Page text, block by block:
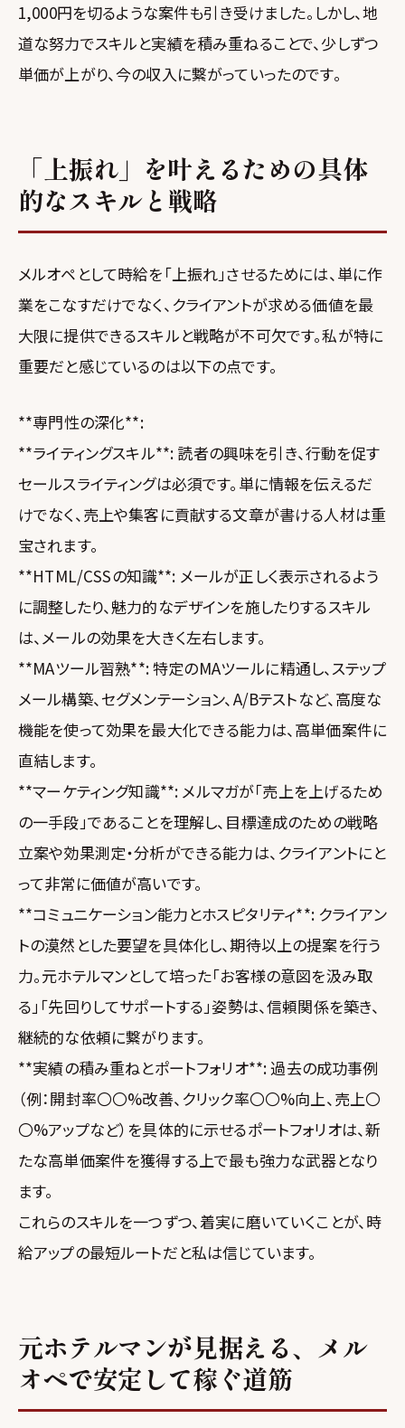
1,000円を切るような案件も引き受けました。しかし、地
道な努力でスキルと実績を積み重ねることで、少しずつ
単価が上がり、今の収入に繋がっていったのです。
「上振れ」を叶えるための具体
的なスキルと戦略
メルオペとして時給を「上振れ」させるためには、単に作
業をこなすだけでなく、クライアントが求める価値を最
大限に提供できるスキルと戦略が不可欠です。私が特に
重要だと感じているのは以下の点です。
**専門性の深化**:
**ライティングスキル**: 読者の興味を引き、行動を促す
セールスライティングは必須です。単に情報を伝えるだ
けでなく、売上や集客に貢献する文章が書ける人材は重
宝されます。
**HTML/CSSの知識**: メールが正しく表示されるよう
に調整したり、魅力的なデザインを施したりするスキル
は、メールの効果を大きく左右します。
**MAツール習熟**: 特定のMAツールに精通し、ステップ
メール構築、セグメンテーション、A/Bテストなど、高度な
機能を使って効果を最大化できる能力は、高単価案件に
直結します。
**マーケティング知識**: メルマガが「売上を上げるため
の一手段」であることを理解し、目標達成のための戦略
立案や効果測定・分析ができる能力は、クライアントにと
って非常に価値が高いです。
**コミュニケーション能力とホスピタリティ**: クライアン
トの漠然とした要望を具体化し、期待以上の提案を行う
力。元ホテルマンとして培った「お客様の意図を汲み取
る」「先回りしてサポートする」姿勢は、信頼関係を築き、
継続的な依頼に繋がります。
**実績の積み重ねとポートフォリオ**: 過去の成功事例
（例：開封率〇〇%改善、クリック率〇〇%向上、売上〇
〇%アップなど）を具体的に示せるポートフォリオは、新
たな高単価案件を獲得する上で最も強力な武器となり
ます。
これらのスキルを一つずつ、着実に磨いていくことが、時
給アップの最短ルートだと私は信じています。
元ホテルマンが見据える、メル
オペで安定して稼ぐ道筋